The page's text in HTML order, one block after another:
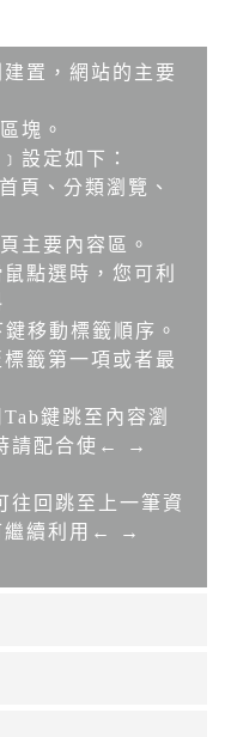
置，網站的主要
塊。
設定如下：
頁、分類瀏覽、
主要內容區。
點選時，您可利
移動標籤順序。
籤第一項或者最
鍵跳至內容瀏
請配合使← →
回跳至上一筆資
繼續利用← →